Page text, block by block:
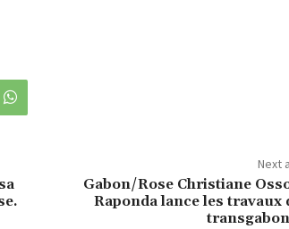
Next
Gabon/Rose Christiane
Raponda lance les travaux